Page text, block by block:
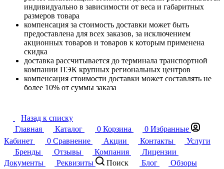
индивидуально в зависимости от веса и габаритных
размеров товара
компенсация за стоимость доставки может быть
предоставлена для всех заказов, за исключением
акционных товаров и товаров к которым применена
скидка
доставка рассчитывается до терминала транспортной
компании ПЭК крупных региональных центров
компенсация стоимости доставки может составлять не
более 10% от суммы заказа
Назад к списку
Главная
Каталог 0 Корзина 0 Избранные
Кабинет
0 Сравнение Акции Контакты
Услуги
Бренды
Отзывы Компания
Лицензии
Документы
Реквизиты Поиск Блог
Обзоры